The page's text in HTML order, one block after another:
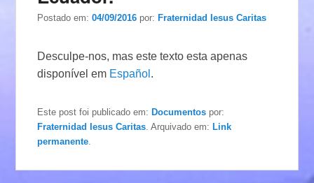
Postado em:04/09/2016 por:Fraternidad Iesus Caritas
Desculpe-nos, mas este texto esta apenas
disponível em Español .
Este post foi publicado em:Documentos por:
Fraternidad Iesus Caritas . Arquivado em:Link
permanente